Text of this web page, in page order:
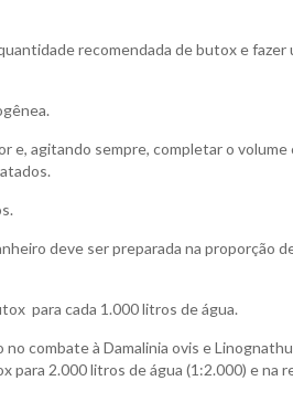
recomendada de butox e fazer
e, agitando sempre, completar o
deve ser preparada na proporção
para cada 1.000 litros de água.
combate à Damalinia ovis e
para 2.000 litros de água (1:2.000) e na